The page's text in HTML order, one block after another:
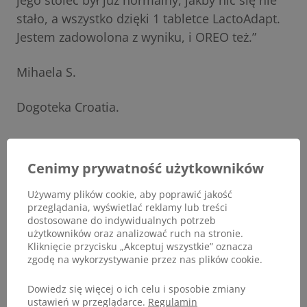
stało, a wszystko dzięki 1 tabletce LactoAdapt.
Jestem zadowolona z wyniku, i OREO też.”
Mihaela S.
Dogoteka Croatia.
Cenimy prywatność użytkowników
Używamy plików cookie, aby poprawić jakość
przeglądania, wyświetlać reklamy lub treści
dostosowane do indywidualnych potrzeb
użytkowników oraz analizować ruch na stronie.
Kliknięcie przycisku „Akceptuj wszystkie” oznacza
zgodę na wykorzystywanie przez nas plików cookie.
Dowiedz się więcej o ich celu i sposobie zmiany
ustawień w przeglądarce. Regulamin